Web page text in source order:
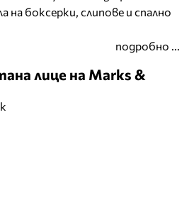
боксерки, слипове и спално
подробно ...
лице на Marks &